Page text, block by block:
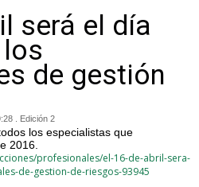
será el día
de gestión
. Edición 2
los especialistas que
2016.
profesionales/el-16-de-abril-sera-
de-gestion-de-riesgos-93945